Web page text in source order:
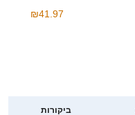
₪41.97
ביקורות